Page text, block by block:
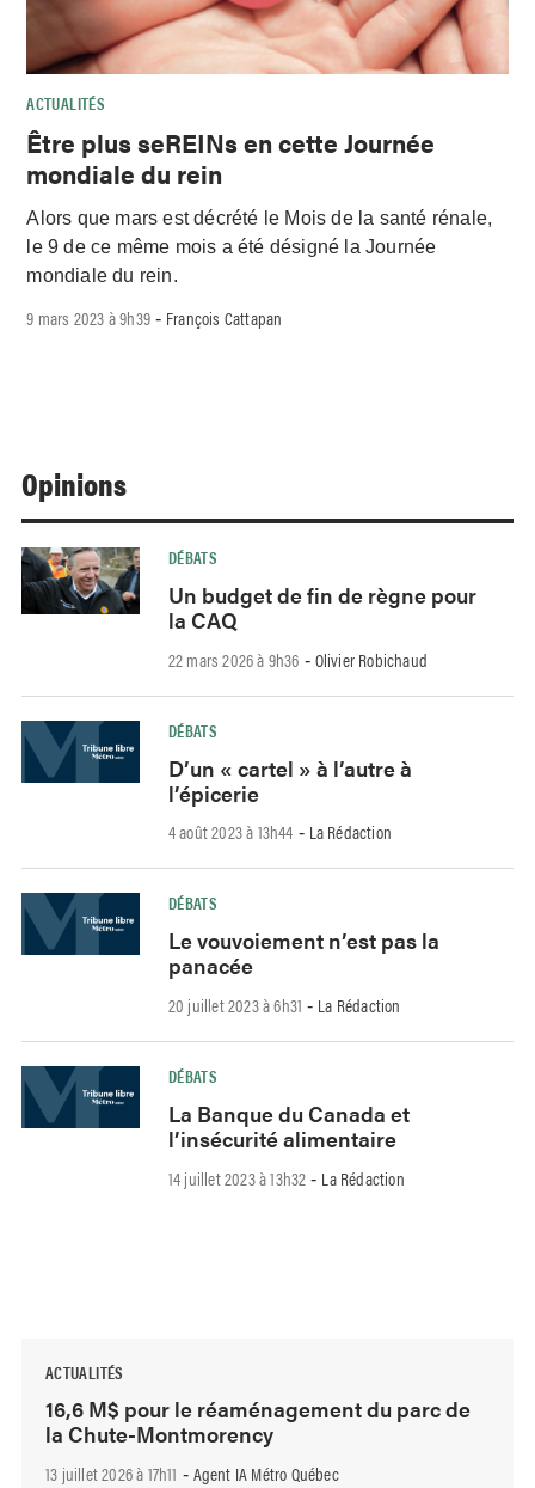
ACTUALITÉS
Être plus seREINs en cette Journée
mondiale du rein
Alors que mars est décrété le Mois de la santé rénale,
le 9 de ce même mois a été désigné la Journée
mondiale du rein.
9 mars 2023 à 9h39 - François Cattapan
Opinions
DÉBATS
Un budget de fin de règne pour
la CAQ
22 mars 2026 à 9h36 - Olivier Robichaud
DÉBATS
D’un « cartel » à l’autre à
l’épicerie
4 août 2023 à 13h44 - La Rédaction
DÉBATS
Le vouvoiement n’est pas la
panacée
20 juillet 2023 à 6h31 - La Rédaction
DÉBATS
La Banque du Canada et
l’insécurité alimentaire
14 juillet 2023 à 13h32 - La Rédaction
ACTUALITÉS
16,6 M$ pour le réaménagement du parc de
la Chute-Montmorency
13 juillet 2026 à 17h11 - Agent IA Métro Québec